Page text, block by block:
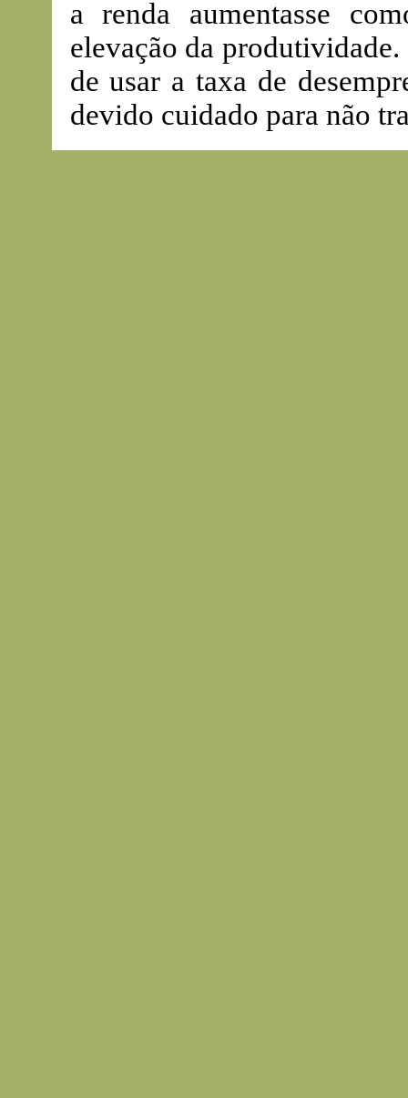
a renda aumentasse
elevação da
de usar a taxa de
devido cuidado para não